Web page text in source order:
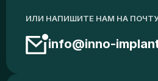
ИЛИ НАПИШИТЕ НАМ НА
info@inno-